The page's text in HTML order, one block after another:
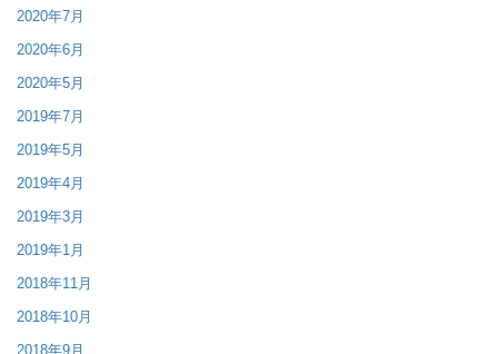
2020年7月
2020年6月
2020年5月
2019年7月
2019年5月
2019年4月
2019年3月
2019年1月
2018年11月
2018年10月
2018年9月